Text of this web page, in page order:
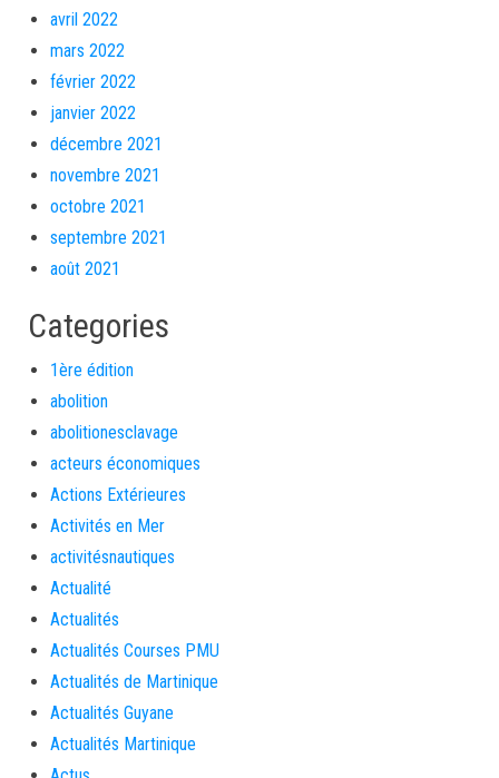
avril 2022
mars 2022
février 2022
janvier 2022
décembre 2021
novembre 2021
octobre 2021
septembre 2021
août 2021
Categories
1ère édition
abolition
abolitionesclavage
acteurs économiques
Actions Extérieures
Activités en Mer
activitésnautiques
Actualité
Actualités
Actualités Courses PMU
Actualités de Martinique
Actualités Guyane
Actualités Martinique